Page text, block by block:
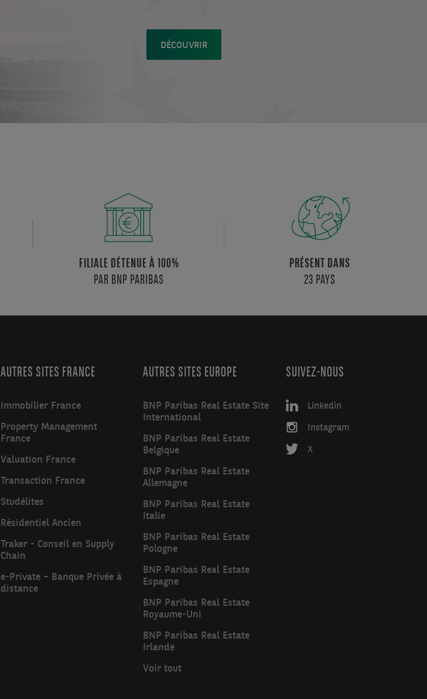
DÉCOUVRIR
FILIALE DÉTENUE À 100%
PAR BNP PARIBAS
PRÉSENT DANS
23 PAYS
AUTRES SITES FRANCE
Immobilier France
Property Management
France
Valuation France
Transaction France
Studélites
Résidentiel Ancien
Traker - Conseil en Supply
Chain
e-Private – Banque Privée à
distance
AUTRES SITES EUROPE
BNP Paribas Real Estate Site
International
BNP Paribas Real Estate
Belgique
BNP Paribas Real Estate
Allemagne
BNP Paribas Real Estate
Italie
BNP Paribas Real Estate
Pologne
BNP Paribas Real Estate
Espagne
BNP Paribas Real Estate
Royaume-Uni
BNP Paribas Real Estate
Irlande
Voir tout
SUIVEZ-NOUS
Linkedin
Instagram
X